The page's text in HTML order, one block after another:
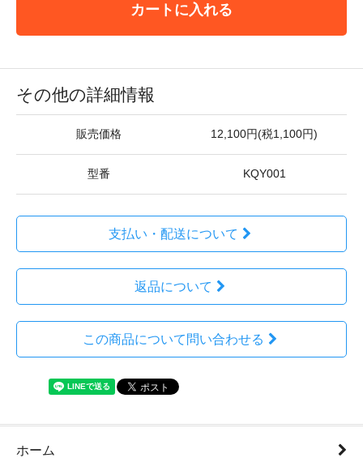
カートに入れる
その他の詳細情報
販売価格 12,100円(税1,100円)
型番 KQY001
支払い・配送について
返品について
この商品について問い合わせる
ホーム